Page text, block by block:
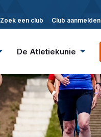
Zoek een club Club aanmelden
De Atletiekunie